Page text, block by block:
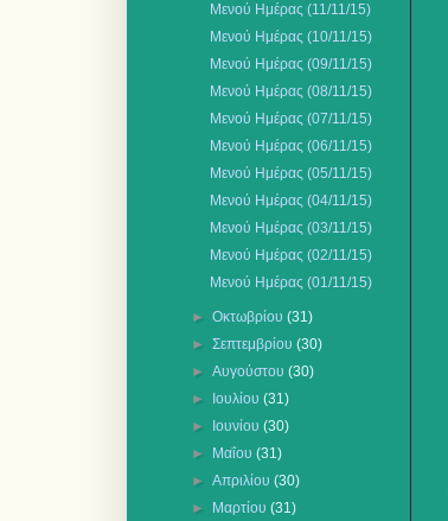
Μενού Ημέρας (11/11/15)
Μενού Ημέρας (10/11/15)
Μενού Ημέρας (09/11/15)
Μενού Ημέρας (08/11/15)
Μενού Ημέρας (07/11/15)
Μενού Ημέρας (06/11/15)
Μενού Ημέρας (05/11/15)
Μενού Ημέρας (04/11/15)
Μενού Ημέρας (03/11/15)
Μενού Ημέρας (02/11/15)
Μενού Ημέρας (01/11/15)
►Οκτωβρίου(31)
►Σεπτεμβρίου(30)
►Αυγούστου(30)
►
Ιουλίου(31)
►
Ιουνίου(30)
►
Μαΐου(31)
►Απριλίου(30)
►
Μαρτίου(31)